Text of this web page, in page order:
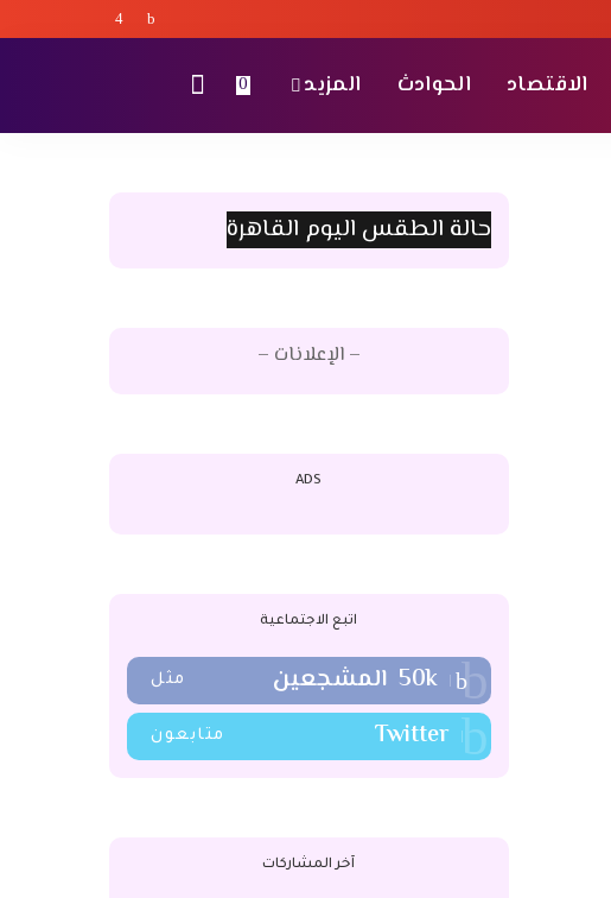
الاقتصاد الحوادث المزيد 0
حالة الطقس اليوم القاهرة
– الإعلانات –
ADS
اتبع الاجتماعية
50k المشجعين مثل
Twitter متابعون
آخر المشاركات